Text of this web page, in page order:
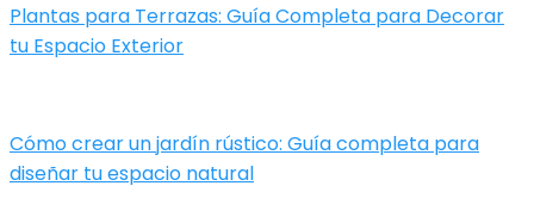
Plantas para Terrazas: Guía Completa para Decorar
tu Espacio Exterior
Cómo crear un jardín rústico: Guía completa para
diseñar tu espacio natural